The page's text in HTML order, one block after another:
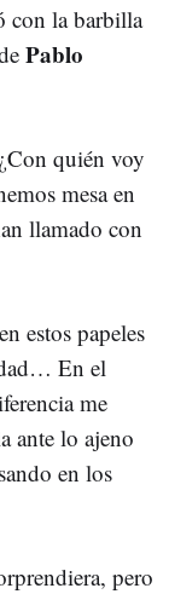
con la barbilla
Pablo
quién voy
mesa en
llamado con
estos papeles
En el
me
ante lo ajeno
en los
pero